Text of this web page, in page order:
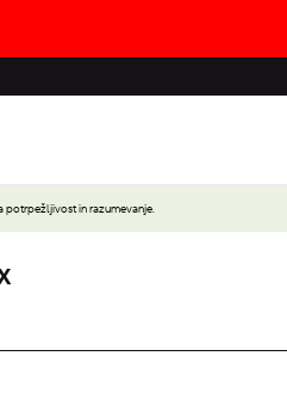
potrpežljivost in razumevanje.